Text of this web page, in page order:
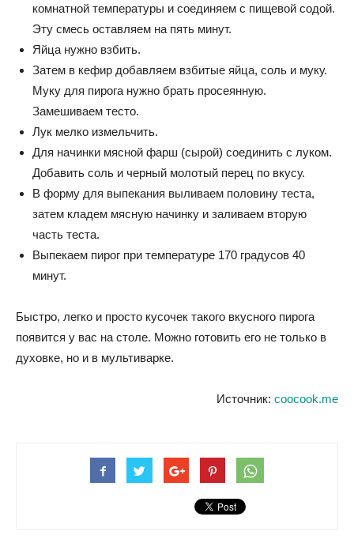
комнатной температуры и соединяем с пищевой содой.
Эту смесь оставляем на пять минут.
Яйца нужно взбить.
Затем в кефир добавляем взбитые яйца, соль и муку.
Муку для пирога нужно брать просеянную.
Замешиваем тесто.
Лук мелко измельчить.
Для начинки мясной фарш (сырой) соединить с луком.
Добавить соль и черный молотый перец по вкусу.
В форму для выпекания выливаем половину теста,
затем кладем мясную начинку и заливаем вторую
часть теста.
Выпекаем пирог при температуре 170 градусов 40
минут.
Быстро, легко и просто кусочек такого вкусного пирога
появится у вас на столе. Можно готовить его не только в
духовке, но и в мультиварке.
Источник: coocook.me